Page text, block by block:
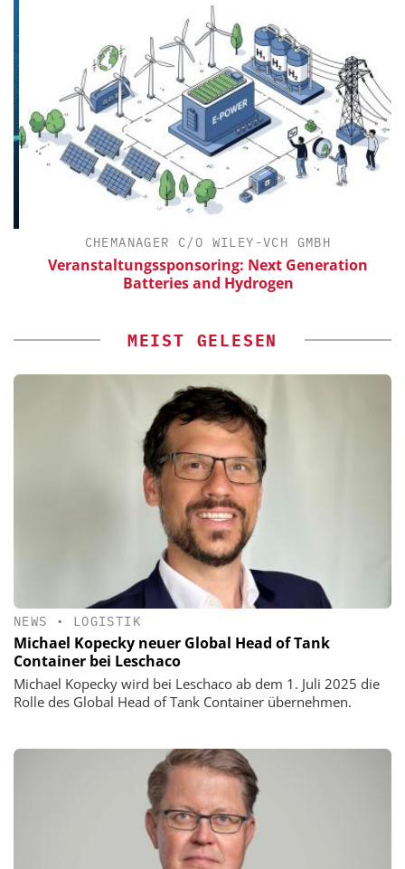
CHEMANAGER C/O WILEY-VCH GMBH
Veranstaltungssponsoring: Next Generation
Batteries and Hydrogen
MEIST GELESEN
NEWS • LOGISTIK
Michael Kopecky neuer Global Head of Tank
Container bei Leschaco
Michael Kopecky wird bei Leschaco ab dem 1. Juli 2025 die
Rolle des Global Head of Tank Container übernehmen.